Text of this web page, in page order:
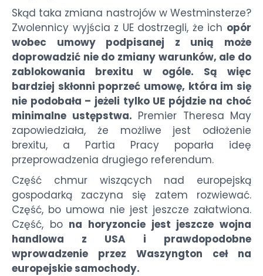
Skąd taka zmiana nastrojów w Westminsterze?
Zwolennicy wyjścia z UE dostrzegli, że ich opór
wobec umowy podpisanej z unią może
doprowadzić nie do zmiany warunków, ale do
zablokowania brexitu w ogóle. Są więc
bardziej skłonni poprzeć umowę, która im się
nie podobała – jeżeli tylko UE pójdzie na choć
minimalne ustępstwa. Premier Theresa May
zapowiedziała, że możliwe jest odłożenie
brexitu, a Partia Pracy poparła ideę
przeprowadzenia drugiego referendum.
Część chmur wiszących nad europejską
gospodarką zaczyna się zatem rozwiewać.
Część, bo umowa nie jest jeszcze załatwiona.
Część, bo na horyzoncie jest jeszcze wojna
handlowa z USA i prawdopodobne
wprowadzenie przez Waszyngton ceł na
europejskie samochody.